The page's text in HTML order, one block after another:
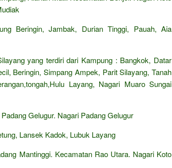
Beringin, Jambak, Durian Tinggi, Pauah, Aia
yang terdiri dari Kampung : Bangkok, Datar
Beringin, Simpang Ampek, Parit Silayang, Tanah
Layang, Nagari Muaro Sungai
Gelugur. Nagari Padang Gelugur
Lansek Kadok, Lubuk Layang
Mantinggi. Kecamatan Rao Utara. Nagari Koto